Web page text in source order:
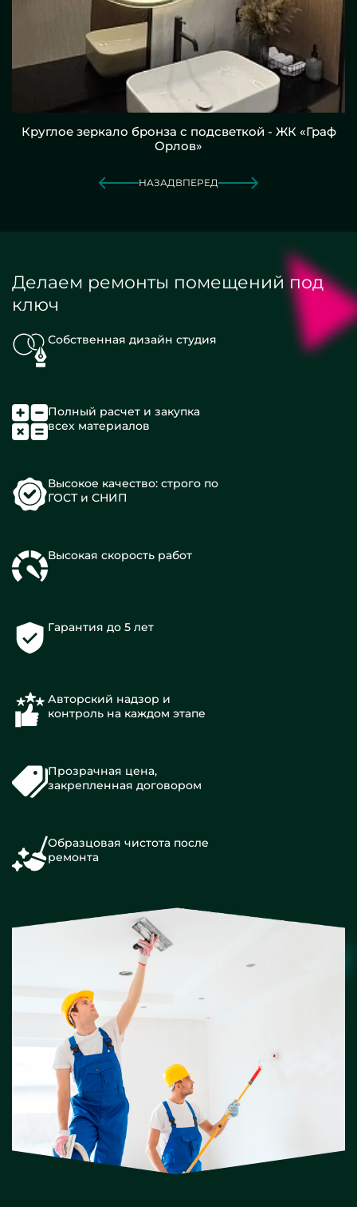
Круглое зеркало бронза с подсветкой - ЖК «Граф
Орлов»
НАЗАДВПЕРЕД
Делаем ремонты помещений под
ключ
Собственная дизайн студия
Полный расчет и закупка
всех материалов
Высокое качество: строго по
ГОСТ и СНИП
Высокая скорость работ
Гарантия до 5 лет
Авторский надзор и
контроль на каждом этапе
Прозрачная цена,
закрепленная договором
Образцовая чистота после
ремонта